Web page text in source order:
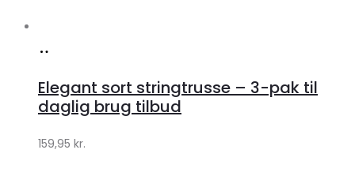
Klædeskabet.dk
Elegant sort stringtrusse – 3-pak til
daglig brug tilbud
159,95 kr.